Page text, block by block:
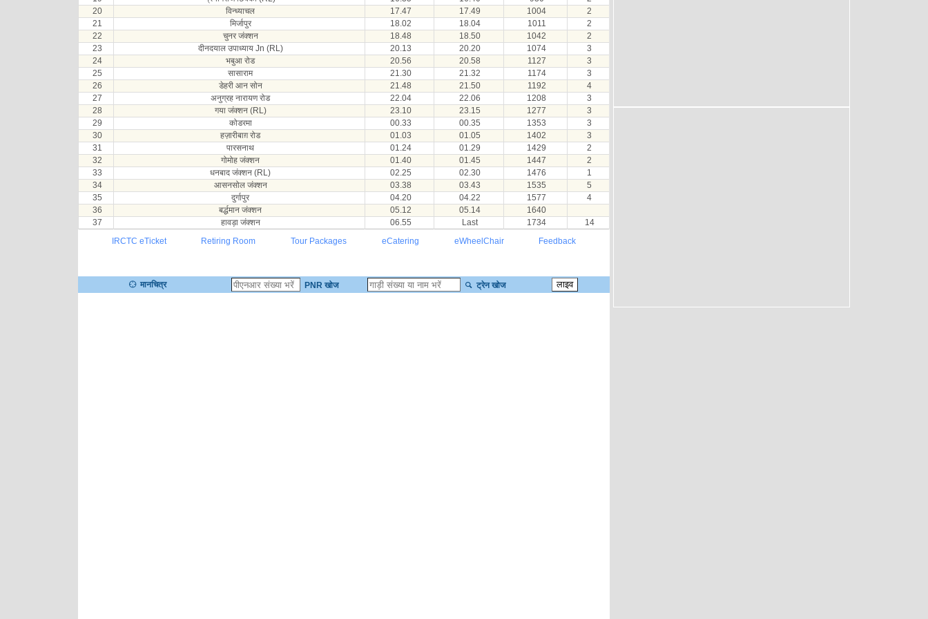
20
विन्ध्याचल 17.47 17.49 1004
2
21
मिर्जापुर 18.02 18.04 1011
2
22
चुनर जंक्शन 18.48 18.50 1042
2
23
दीनदयाल उपाध्याय Jn (RL) 20.13 20.20 1074
3
24
भबुआ रोड 20.56 20.58 1127
3
25
सासाराम 21.30 21.32 1174
3
26
डेहरी आन सोन 21.48 21.50 1192
4
27
अनुग्रह नारायण रोड 22.04 22.06 1208
3
28
गया जंक्शन (RL) 23.10 23.15 1277
3
29
कोडरमा 00.33 00.35 1353
3
30
हज़ारीबाग़ रोड 01.03 01.05 1402
3
31
पारसनाथ 01.24 01.29 1429
2
32
गोमोह जंक्शन 01.40 01.45 1447
2
33
धनबाद जंक्शन (RL) 02.25 02.30 1476
1
34
आसनसोल जंक्शन 03.38 03.43 1535
5
35
दुर्गापुर 04.20 04.22 1577
4
36
बर्द्धमान जंक्शन 05.12 05.14
1640
37
हावड़ा जंक्शन 06.55 Last 1734
14
IRCTC eTicket
Retiring Room Tour Packages eCatering eWheelChair Feedback
मानचित्र PNR खोज ट्रेन खोज